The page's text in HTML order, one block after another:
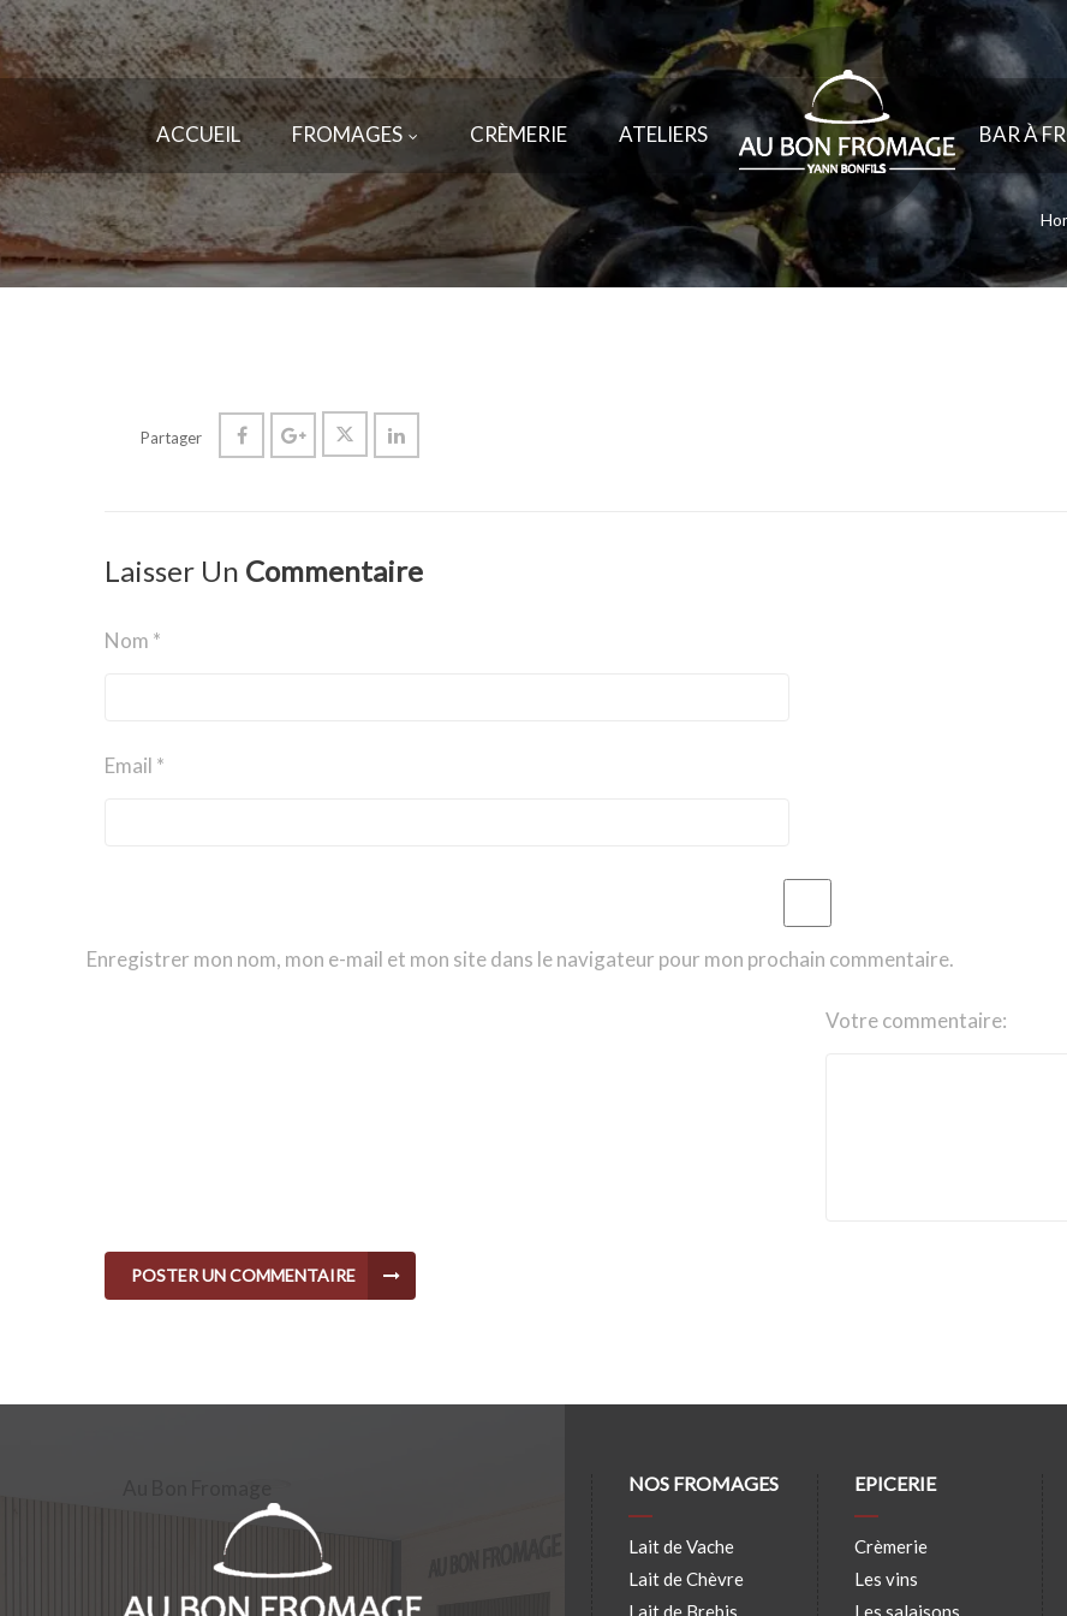
ACCUEIL FROMAGES CRÈMERIE ATELIERS BAR À
Partager
Laisser Un Commentaire
Nom *
Email *
Enregistrer mon nom, mon e-mail et mon site dans le navigateur pour mon prochain commentaire.
Votre commentaire:
POSTER UN COMMENTAIRE
NOS FROMAGES
Lait de Vache
Lait de Chèvre
Lait de Brebis
EPICERIE
Crèmerie
Les vins
Les salaisons